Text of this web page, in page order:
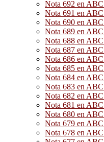
Nota 692 en
Nota 691 en
Nota 690 en
Nota 689 en
Nota 688 en
Nota 687 en
Nota 686 en
Nota 685 en
Nota 684 en
Nota 683 en
Nota 682 en
Nota 681 en
Nota 680 en
Nota 679 en
Nota 678 en